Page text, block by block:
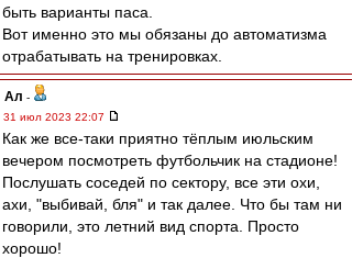
быть варианты паса.
Вот именно это мы обязаны до автоматизма
отрабатывать на тренировках.
Ал -
31 июл 2023 22:07
Как же все-таки приятно тёплым июльским
вечером посмотреть футбольчик на стадионе!
Послушать соседей по сектору, все эти охи,
ахи, "выбивай, бля" и так далее. Что бы там ни
говорили, это летний вид спорта. Просто
хорошо!